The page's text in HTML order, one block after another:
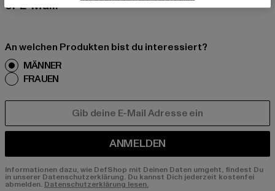
er E-Mail!
An welchen Produkten bist du interessiert?
MÄNNER
FRAUEN
ANMELDEN
Informationen dazu, wie DefShop mit Deinen Daten umgeht, findest Du
in unserer Datenschutzerklärung. Du kannst Dich jederzeit kostenfei
abmelden. Datenschutzerklärung lesen.